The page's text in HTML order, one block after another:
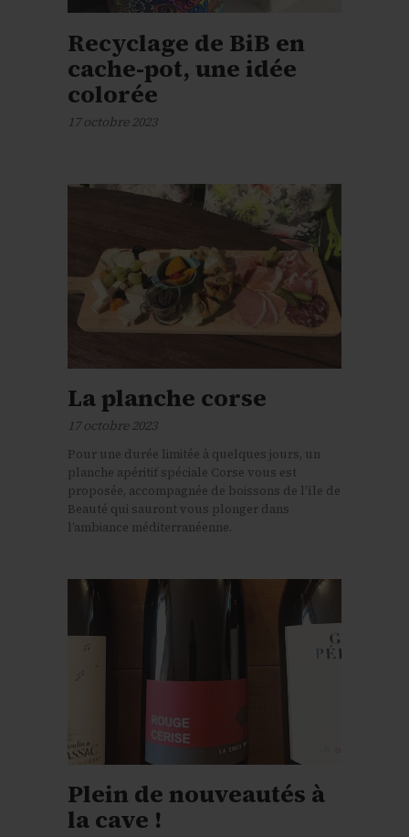
Recyclage de BiB en
cache-pot, une idée
colorée
17 octobre 2023
La planche corse
17 octobre 2023
Pour une durée limitée à quelques jours, un
planche apéritif spéciale Corse vous est
proposée, accompagnée de boissons de l’île de
Beauté qui sauront vous plonger dans
l’ambiance méditerranéenne.
Plein de nouveautés à
la cave !